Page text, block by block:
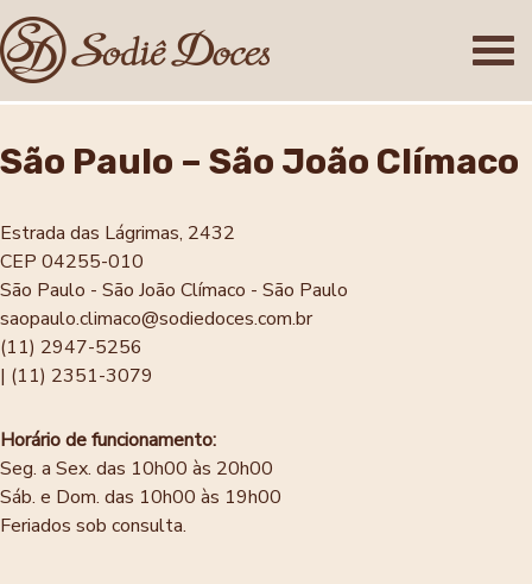
São Paulo – São João Clímaco
Estrada das Lágrimas, 2432
CEP 04255-010
São Paulo - São João Clímaco - São Paulo
saopaulo.climaco@sodiedoces.com.br
(11) 2947-5256
| (11) 2351-3079
Horário de funcionamento:
Seg. a Sex. das 10h00 às 20h00
Sáb. e Dom. das 10h00 às 19h00
Feriados sob consulta.